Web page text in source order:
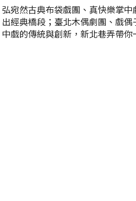
弘宛然古典布袋戲團、真快樂掌
出經典橋段；臺北木偶劇團、戲
中戲的傳統與創新，新北巷弄帶你